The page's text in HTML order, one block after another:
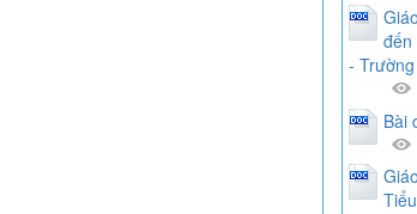
đến
-
Bài